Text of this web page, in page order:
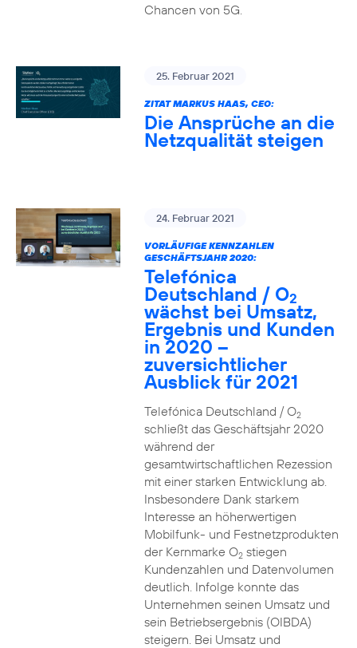
Chancen von 5G.
25. Februar 2021
ZITAT MARKUS HAAS, CEO:
Die Ansprüche an die
Netzqualität steigen
24. Februar 2021
VORLÄUFIGE KENNZAHLEN
GESCHÄFTSJAHR 2020:
Telefónica
Deutschland / O2
wächst bei Umsatz,
Ergebnis und Kunden
in 2020 –
zuversichtlicher
Ausblick für 2021
Telefónica Deutschland / O2
schließt das Geschäftsjahr 2020
während der
gesamtwirtschaftlichen Rezession
mit einer starken Entwicklung ab.
Insbesondere Dank starkem
Interesse an höherwertigen
Mobilfunk- und Festnetzprodukten
der Kernmarke O2stiegen
Kundenzahlen und Datenvolumen
deutlich. Infolge konnte das
Unternehmen seinen Umsatz und
sein Betriebsergebnis (OIBDA)
steigern. Bei Umsatz und